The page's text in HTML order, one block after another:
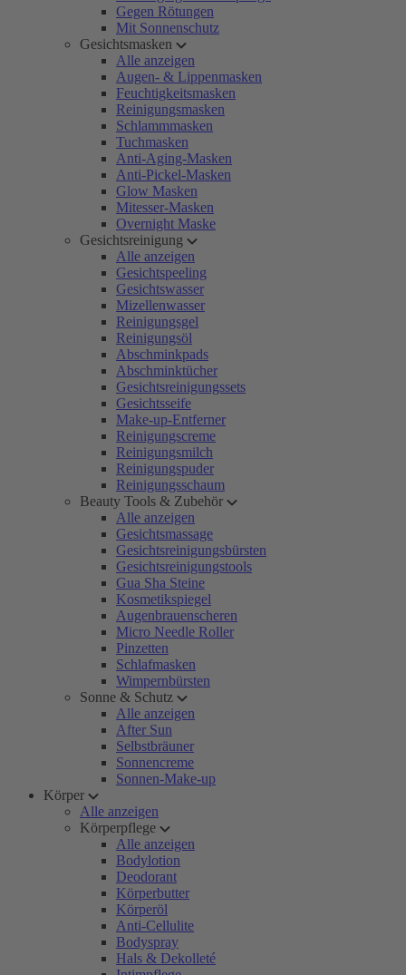
Gegen Rötungen
Mit Sonnenschutz
Gesichtsmasken
Alle anzeigen
Augen- & Lippenmasken
Feuchtigkeitsmasken
Reinigungsmasken
Schlammmasken
Tuchmasken
Anti-Aging-Masken
Anti-Pickel-Masken
Glow Masken
Mitesser-Masken
Overnight Maske
Gesichtsreinigung
Alle anzeigen
Gesichtspeeling
Gesichtswasser
Mizellenwasser
Reinigungsgel
Reinigungsöl
Abschminkpads
Abschminktücher
Gesichtsreinigungssets
Gesichtsseife
Make-up-Entferner
Reinigungscreme
Reinigungsmilch
Reinigungspuder
Reinigungsschaum
Beauty Tools & Zubehör
Alle anzeigen
Gesichtsmassage
Gesichtsreinigungsbürsten
Gesichtsreinigungstools
Gua Sha Steine
Kosmetikspiegel
Augenbrauenscheren
Micro Needle Roller
Pinzetten
Schlafmasken
Wimpernbürsten
Sonne & Schutz
Alle anzeigen
After Sun
Selbstbräuner
Sonnencreme
Sonnen-Make-up
Körper
Alle anzeigen
Körperpflege
Alle anzeigen
Bodylotion
Deodorant
Körperbutter
Körperöl
Anti-Cellulite
Bodyspray
Hals & Dekolleté